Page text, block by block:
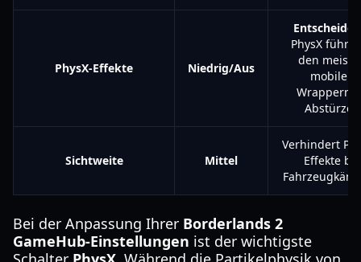
PhysX-Effekte Niedrig/Aus
PhysX führt
den
mobilen
Wrappern
Abstürzen
Sichtweite Mittel
Verhindert
Effekte bei
Bei der Anpassung Ihrer Borderlands 2
GameHub-Einstellungen ist der wichtigste